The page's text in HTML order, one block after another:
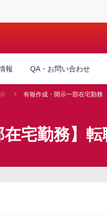
報 QA・お問い合わせ
有報作成・開示一部在宅勤務
宅勤務】